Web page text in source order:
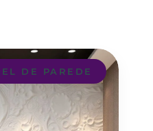
DE PAREDE